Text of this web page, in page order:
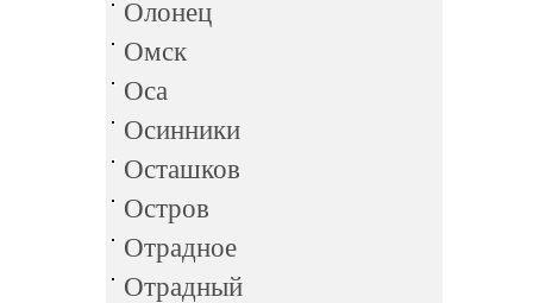
Олонец
Омск
Оса
Осинники
Осташков
Остров
Отрадное
Отрадный